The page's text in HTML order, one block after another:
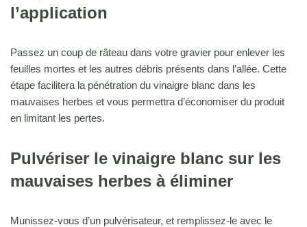
l’application
Passez un coup de râteau dans votre gravier pour enlever les
feuilles mortes et les autres débris présents dans l’allée. Cette
étape facilitera la pénétration du vinaigre blanc dans les
mauvaises herbes et vous permettra d’économiser du produit
en limitant les pertes.
Pulvériser le vinaigre blanc sur les
mauvaises herbes à éliminer
Munissez-vous d’un pulvérisateur, et remplissez-le avec le